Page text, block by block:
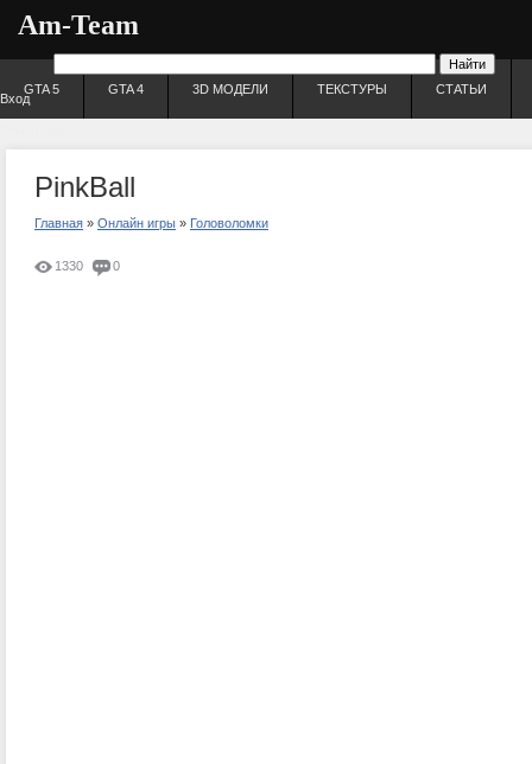
Am-Team
Вход
GTA 5 GTA 4 3D МОДЕЛИ ТЕКСТУРЫ СТАТЬИ
PinkBall
Главная » Онлайн игры » Головоломки
1330 0